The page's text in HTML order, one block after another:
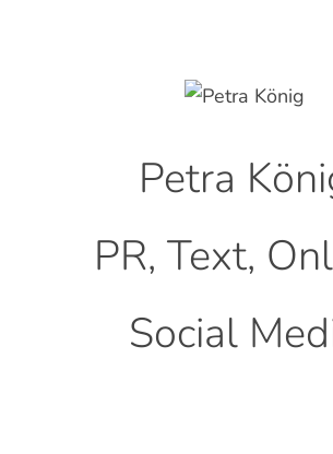
Petra
PR, Text,
Social